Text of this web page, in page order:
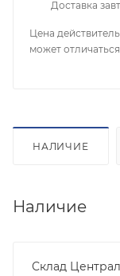
Доставка
Цена
может
НАЛИЧИЕ
Наличие
Склад